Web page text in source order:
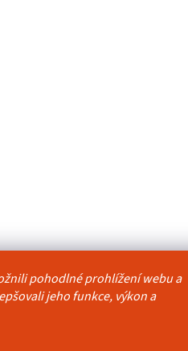
pohodlné prohlížení webu a
jeho funkce, výkon a
osobních údajů Kontakty